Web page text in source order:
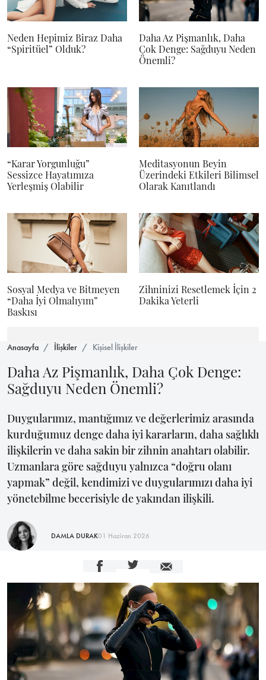
Neden Hepimiz Biraz Daha
“Spiritüel” Olduk?
Daha Az Pişmanlık, Daha
Çok Denge: Sağduyu Neden
Önemli?
“Karar Yorgunluğu”
Sessizce Hayatımıza
Yerleşmiş Olabilir
Meditasyonun Beyin
Üzerindeki Etkileri Bilimsel
Olarak Kanıtlandı
Sosyal Medya ve Bitmeyen
“Daha İyi Olmalıyım”
Baskısı
Zihninizi Resetlemek İçin 2
Dakika Yeterli
Anasayfa İlişkiler Kişisel İlişkiler
Daha Az Pişmanlık, Daha Çok Denge:
Sağduyu Neden Önemli?
Duygularımız, mantığımız ve değerlerimiz arasında
kurduğumuz denge daha iyi kararların, daha sağlıklı
ilişkilerin ve daha sakin bir zihnin anahtarı olabilir.
Uzmanlara göre sağduyu yalnızca “doğru olanı
yapmak” değil, kendimizi ve duygularımızı daha iyi
yönetebilme becerisiyle de yakından ilişkili.
DAMLA DURAK01 Haziran 2026